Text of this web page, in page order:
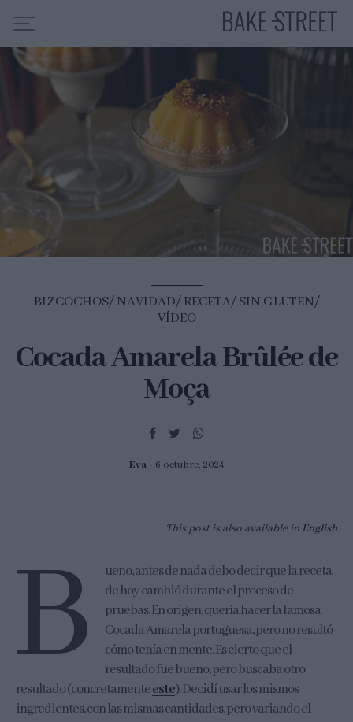
HOME
COLABORO CON
MIS CURSOS
ES EN
BIZCOCHOS NAVIDAD RECETA SIN GLUTEN
VÍDEO
Cocada Amarela Brûlée de
Moça
Eva 6 octubre, 2024
This post is also available in English
B
ueno, antes de nada debo decir que la receta
de hoy cambió durante el proceso de
pruebas. En origen, quería hacer la famosa
Cocada Amarela portuguesa, pero no resultó
cómo tenía en mente. Es cierto que el
resultado fue bueno, pero buscaba otro
resultado (concretamenteeste). Decidí usar los mismos
ingredientes, con las mismas cantidades, pero variando el